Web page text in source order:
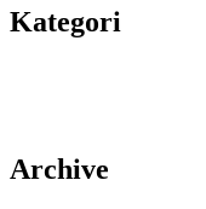
Kategori
Archive